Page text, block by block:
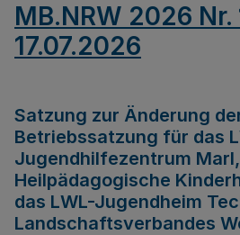
MB.NRW 2026 Nr.
17.07.2026
Satzung zur Änderung
Betriebssatzung für das
Jugendhilfezentrum
Heilpädagogische
das LWL-Jugendheim
Landschaftsverbandes